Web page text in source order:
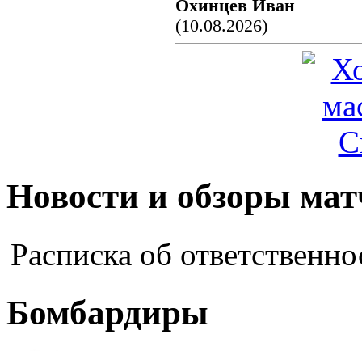
Охинцев Иван
(10.08.2026)
Новости и обзоры
Расписка об
Бомбардиры